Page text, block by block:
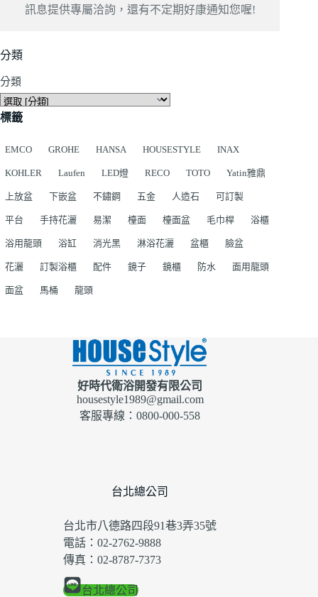
訊息提供專屬洽詢，還有不定期好康通知您喔!
分類
分類
標籤
EMCO GROHE HANSA HOUSESTYLE INAX
KOHLER Laufen LED燈 RECO TOTO Yatin雅鼎
上放盆 下嵌盆 不鏽鋼 五金 人造石 可訂製
平台 手持花灑 易潔 檯面 檯面盆 毛巾桿 浴櫃
浴用龍頭 浴缸 消光黑 淋浴花灑 盆櫃 臉盆
花灑 訂製浴櫃 配件 鏡子 鏡櫃 防水 面用龍頭
面盆 馬桶 龍頭
好時代衛浴開發有限公司
housestyle1989@gmail.com
客服專線：0800-000-558
台北總公司
台北市八德路四段91巷3弄35號
電話：02-2762-9888
傳真：02-8787-7373
台北總公司